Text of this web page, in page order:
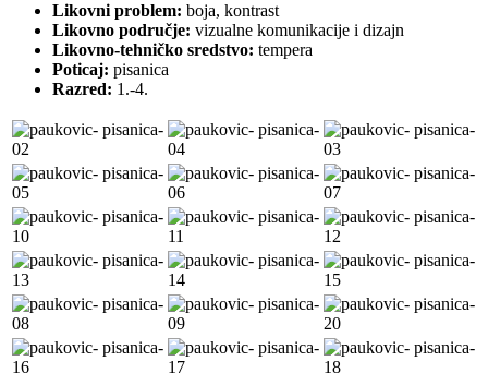
Likovni problem: boja, kontrast
Likovno područje: vizualne komunikacije i dizajn
Likovno-tehničko sredstvo: tempera
Poticaj: pisanica
Razred: 1.-4.